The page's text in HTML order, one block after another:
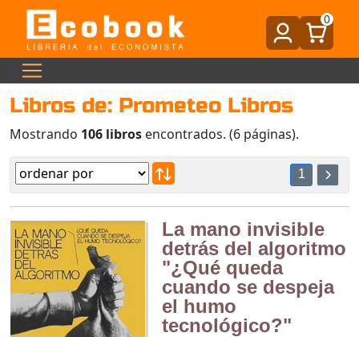
0
Libros de: Prometeo Libros
Mostrando 106 libros encontrados. (6 páginas).
1
La mano invisible
detrás del algoritmo
"¿Qué queda
cuando se despeja
el humo
tecnológico?"